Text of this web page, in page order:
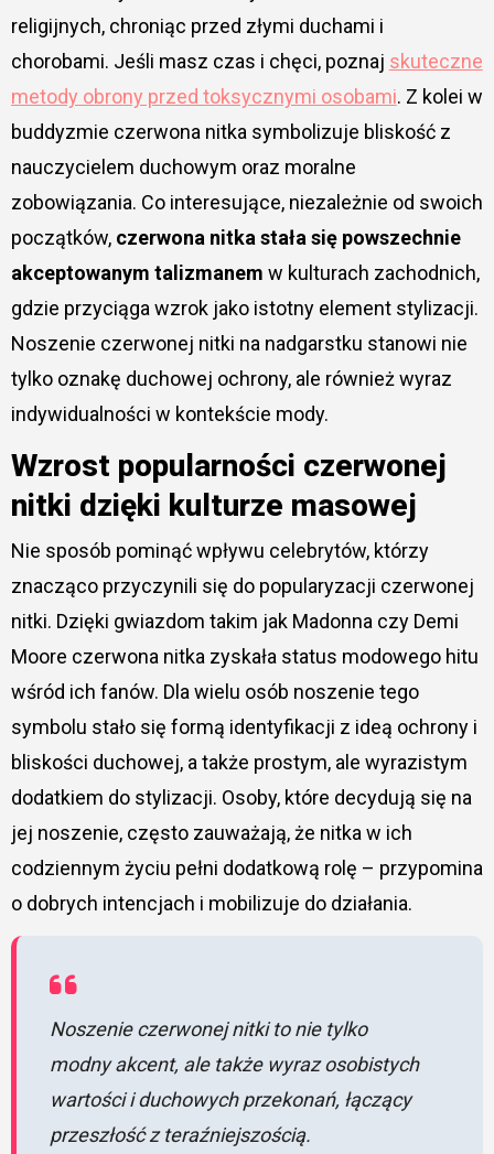
religijnych, chroniąc przed złymi duchami i
chorobami. Jeśli masz czas i chęci, poznaj skuteczne
metody obrony przed toksycznymi osobami. Z kolei w
buddyzmie czerwona nitka symbolizuje bliskość z
nauczycielem duchowym oraz moralne
zobowiązania. Co interesujące, niezależnie od swoich
początków, czerwona nitka stała się powszechnie
akceptowanym talizmanem w kulturach zachodnich,
gdzie przyciąga wzrok jako istotny element stylizacji.
Noszenie czerwonej nitki na nadgarstku stanowi nie
tylko oznakę duchowej ochrony, ale również wyraz
indywidualności w kontekście mody.
Wzrost popularności czerwonej
nitki dzięki kulturze masowej
Nie sposób pominąć wpływu celebrytów, którzy
znacząco przyczynili się do popularyzacji czerwonej
nitki. Dzięki gwiazdom takim jak Madonna czy Demi
Moore czerwona nitka zyskała status modowego hitu
wśród ich fanów. Dla wielu osób noszenie tego
symbolu stało się formą identyfikacji z ideą ochrony i
bliskości duchowej, a także prostym, ale wyrazistym
dodatkiem do stylizacji. Osoby, które decydują się na
jej noszenie, często zauważają, że nitka w ich
codziennym życiu pełni dodatkową rolę – przypomina
o dobrych intencjach i mobilizuje do działania.
Noszenie czerwonej nitki to nie tylko
modny akcent, ale także wyraz osobistych
wartości i duchowych przekonań, łączący
przeszłość z teraźniejszością.